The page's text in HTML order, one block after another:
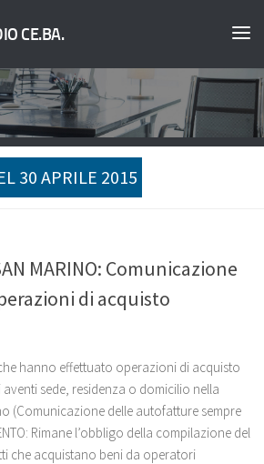
CE.BA.
30 APRILE 2015
MARINO: Comunicazione
di acquisto
che hanno effettuato operazioni di acquisto
sede, residenza o domicilio nella
(Comunicazione delle autofatture sempre
Rimane l’obbligo della compilazione del
che acquistano beni da operatori